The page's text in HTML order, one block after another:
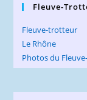
Fleuve-
Fleuve-trotteur
Le Rhône
Photos du